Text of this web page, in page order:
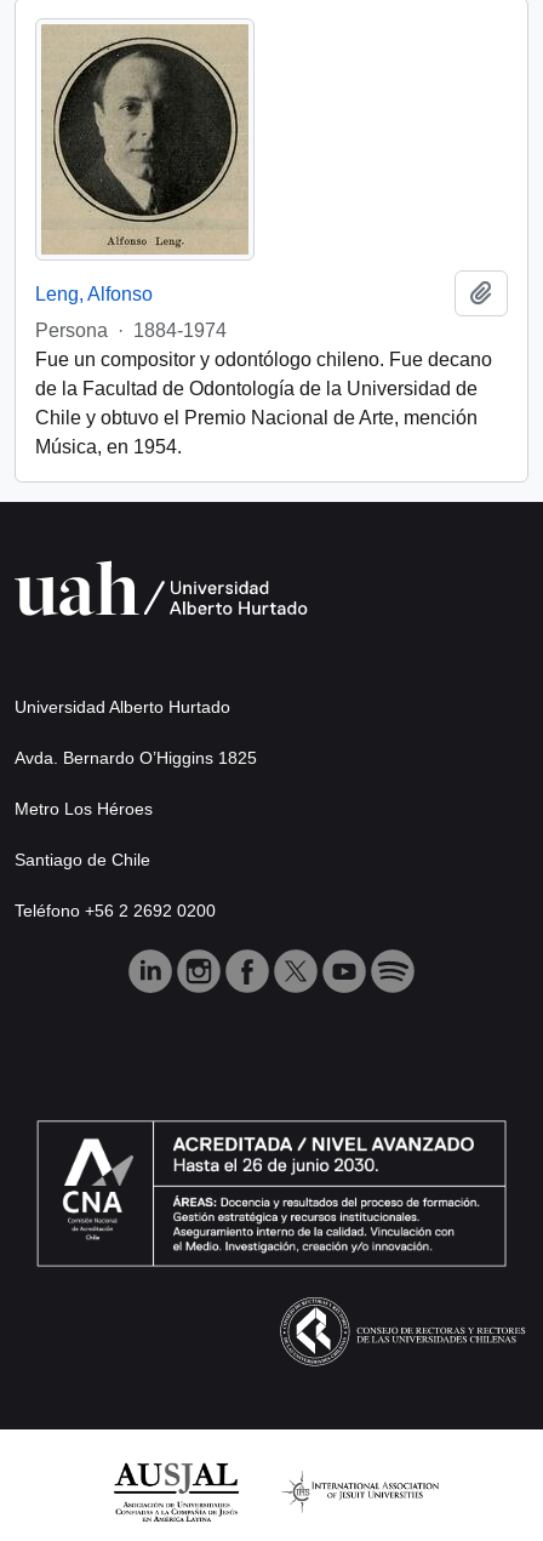
Leng, Alfonso
Persona
· 1884-1974
Fue un compositor y odontólogo chileno. Fue decano
de la Facultad de Odontología de la Universidad de
Chile y obtuvo el Premio Nacional de Arte, mención
Música, en 1954.
Universidad Alberto Hurtado
Avda. Bernardo O’Higgins 1825
Metro Los Héroes
Santiago de Chile
Teléfono +56 2 2692 0200